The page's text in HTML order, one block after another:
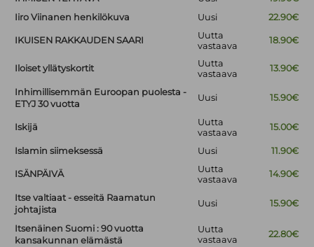
Iiro Viinanen henkilökuva
Uusi 22.90€
IKUISEN RAKKAUDEN SAARI
Uutta
vastaava
18.90€
Iloiset yllätyskortit
Uutta
vastaava
13.90€
Inhimillisemmän Euroopan puolesta -
ETYJ 30 vuotta
Uusi 15.90€
Iskijä
Uutta
vastaava
15.00€
Islamin siimeksessä Uusi 11.90€
ISÄNPÄIVÄ
Uutta
vastaava
14.90€
Itse valtiaat - esseitä Raamatun
johtajista
Uusi 15.90€
Itsenäinen Suomi : 90 vuotta
kansakunnan elämästä
Uutta
vastaava
22.80€